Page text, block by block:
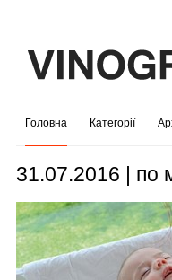
Головна Категорії
31.07.2016 | по